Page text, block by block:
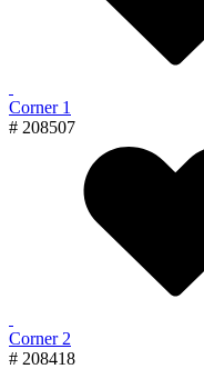
Corner 1
# 208507
Corner 2
# 208418